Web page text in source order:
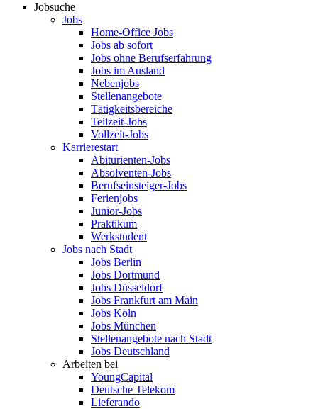
Jobsuche
Jobs
Home-Office Jobs
Jobs ab sofort
Jobs ohne Berufserfahrung
Jobs im Ausland
Nebenjobs
Stellenangebote
Tätigkeitsbereiche
Teilzeit-Jobs
Vollzeit-Jobs
Karrierestart
Abiturienten-Jobs
Absolventen-Jobs
Berufseinsteiger-Jobs
Ferienjobs
Junior-Jobs
Praktikum
Werkstudent
Jobs nach Stadt
Jobs Berlin
Jobs Dortmund
Jobs Düsseldorf
Jobs Frankfurt am Main
Jobs Köln
Jobs München
Stellenangebote nach Stadt
Jobs Deutschland
Arbeiten bei
YoungCapital
Deutsche Telekom
Lieferando